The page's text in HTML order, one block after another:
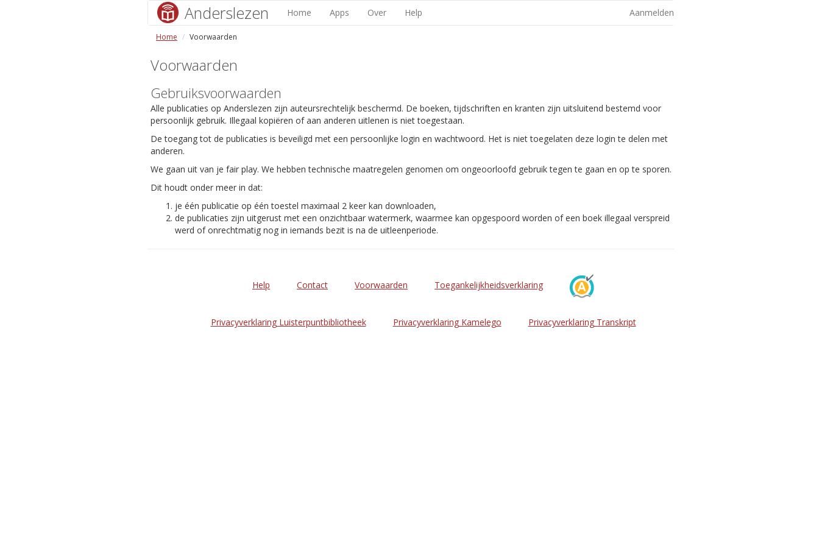
Anderslezen Home Apps Over Help Aanmelden
Home Voorwaarden
Voorwaarden
Gebruiksvoorwaarden
Alle publicaties op Anderslezen zijn auteursrechtelijk beschermd. De boeken, tijdschriften en kranten zijn uitsluitend bestemd voor
persoonlijk gebruik. Illegaal kopiëren of aan anderen uitlenen is niet toegestaan.
De toegang tot de publicaties is beveiligd met een persoonlijke login en wachtwoord. Het is niet toegelaten deze login te delen met
anderen.
We gaan uit van je fair play. We hebben technische maatregelen genomen om ongeoorloofd gebruik tegen te gaan en op te sporen.
Dit houdt onder meer in dat:
je één publicatie op één toestel maximaal 2 keer kan downloaden,
de publicaties zijn uitgerust met een onzichtbaar watermerk, waarmee kan opgespoord worden of een boek illegaal verspreid
werd of onrechtmatig nog in iemands bezit is na de uitleenperiode.
Help Contact Voorwaarden Toegankelijkheidsverklaring
Privacyverklaring Luisterpuntbibliotheek Privacyverklaring Kamelego Privacyverklaring Transkript